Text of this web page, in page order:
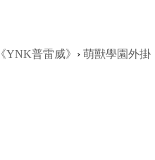
《YNK普雷威》 › 萌獸學園外掛